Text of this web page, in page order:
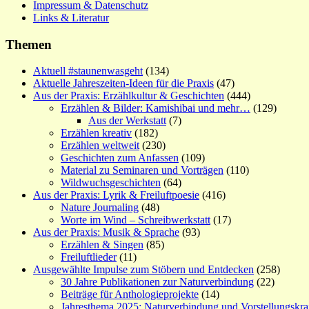
Impressum & Datenschutz
Links & Literatur
Themen
Aktuell #staunenwasgeht (134)
Aktuelle Jahreszeiten-Ideen für die Praxis (47)
Aus der Praxis: Erzählkultur & Geschichten (444)
Erzählen & Bilder: Kamishibai und mehr… (129)
Aus der Werkstatt (7)
Erzählen kreativ (182)
Erzählen weltweit (230)
Geschichten zum Anfassen (109)
Material zu Seminaren und Vorträgen (110)
Wildwuchsgeschichten (64)
Aus der Praxis: Lyrik & Freiluftpoesie (416)
Nature Journaling (48)
Worte im Wind – Schreibwerkstatt (17)
Aus der Praxis: Musik & Sprache (93)
Erzählen & Singen (85)
Freiluftlieder(11)
Ausgewählte Impulse zum Stöbern und Entdecken (258)
30 Jahre Publikationen zur Naturverbindung (22)
Beiträge für Anthologieprojekte (14)